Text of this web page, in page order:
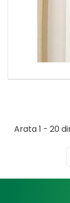
Arata 1 - 20